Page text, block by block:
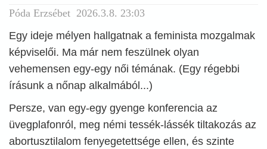
Póda Erzsébet 2026.3.8. 23:03
Egy ideje mélyen hallgatnak a feminista mozgalmak
képviselői. Ma már nem feszülnek olyan
vehemensen egy-egy női témának. (Egy régebbi
írásunk a nőnap alkalmából...)
Persze, van egy-egy gyenge konferencia az
üvegplafonról, meg némi tessék-lássék tiltakozás az
abortusztilalom fenyegetettsége ellen, és szinte